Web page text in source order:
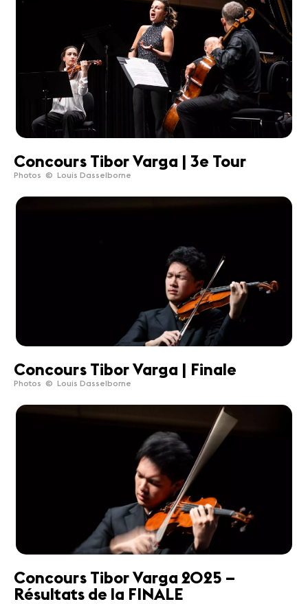
Concours Tibor Varga | 3e Tour
Photos © Louis Dasselborne
Concours Tibor Varga | Finale
Photos © Louis Dasselborne
Concours Tibor Varga 2025 –
Résultats de la FINALE